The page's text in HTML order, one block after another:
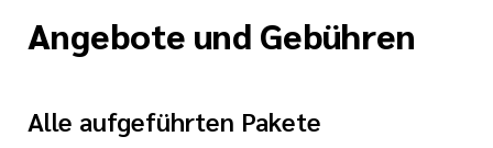
Angebote und Gebühren
Alle aufgeführten Pakete